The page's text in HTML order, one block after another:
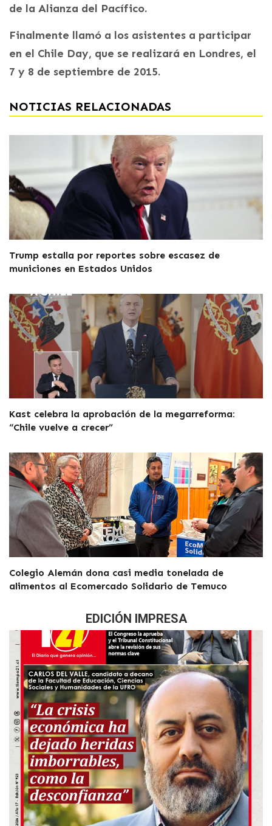
de la Alianza del Pacífico.
Finalmente llamó a los asistentes a participar
en el Chile Day, que se realizará en Londres, el
7 y 8 de septiembre de 2015.
NOTICIAS RELACIONADAS
Trump estalla por reportes sobre escasez de
municiones en Estados Unidos
Kast celebra la aprobación de la megarreforma:
“Chile vuelve a crecer”
Colegio Alemán dona casi media tonelada de
alimentos al Ecomercado Solidario de Temuco
EDICIÓN IMPRESA